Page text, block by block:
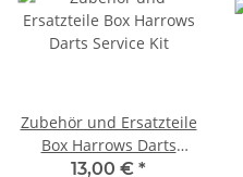
Zubehör und Ersatzteile
Box Harrows Darts
Service Kit
13,00 € *